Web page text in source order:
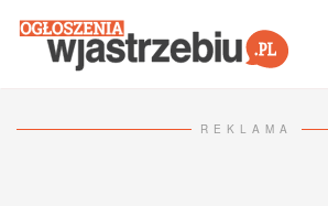
Przejdź do głównej treści
REKLAMA